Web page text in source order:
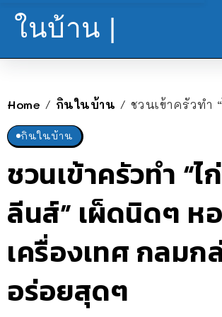
ในบ้าน |
Home / กินในบ้าน / ชวนเข้าครัวทำ “ไก่นิวออลีนส์” เผ็ดนิด
กินในบ้าน
ชวนเข้าครัวทำ “
ลีนส์” เผ็ดนิดๆ ห
เครื่องเทศ กลมก
อร่อยสุดๆ